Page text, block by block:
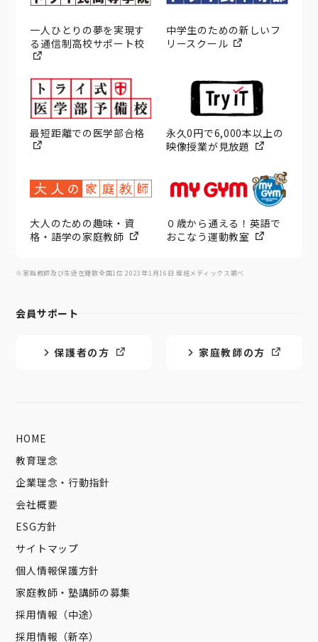
一人ひとりの夢を実現す
る通信制高校サポート校
中学生のための新しいフ
リースクール
最短距離での医学部合格
永久0円で6,000本以上の
映像授業が見放題
大人のための趣味・資
格・語学の家庭教師
０歳から通える！英語で
おこなう運動教室
※家庭教師及び生徒在籍数全国1位 2023年1月16日 産經メディックス調べ
会員サポート
保護者の方 家庭教師の方
HOME
教育理念
企業理念・行動指針
会社概要
ESG方針
サイトマップ
個人情報保護方針
家庭教師・塾講師の募集
採用情報（中途）
採用情報（新卒）